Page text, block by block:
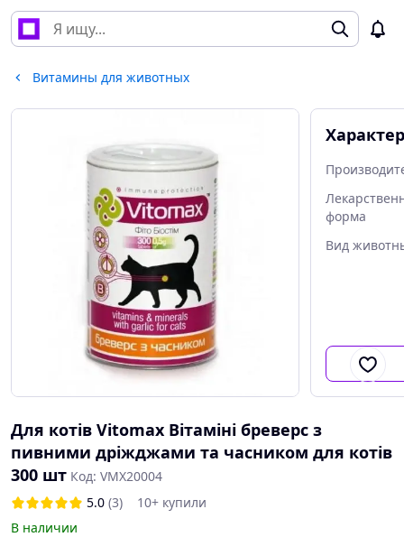
Витамины для животных
форма
Вид
Для котів Vitomax Вітаміні бреверс з
пивними дріжджами та часником для котів
300 шт Код: VMX20004
5.0 (3)
10+ купили
В наличии